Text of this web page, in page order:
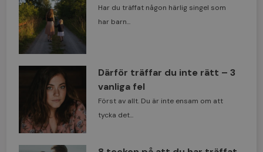
Har du träffat någon härlig singel som
har barn...
Därför träffar du inte rätt – 3
vanliga fel
Först av allt. Du är inte ensam om att
tycka det...